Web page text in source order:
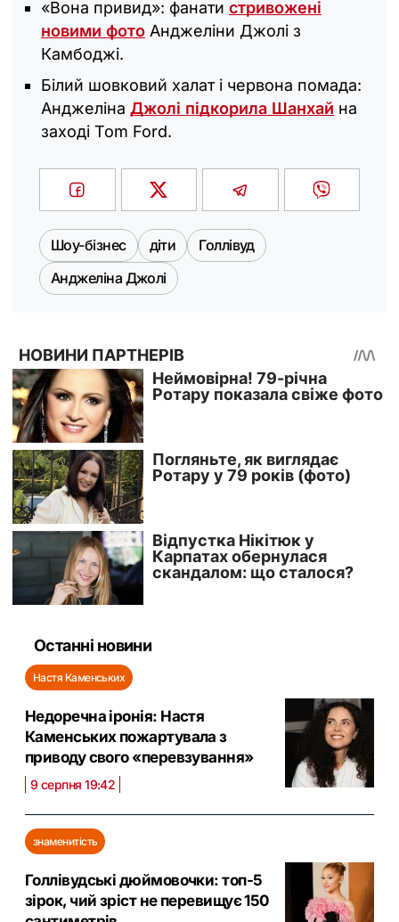
«Вона привид»: фанати стривожені
новими фото Анджеліни Джолі з
Камбоджі.
Білий шовковий халат і червона помада:
Анджеліна Джолі підкорила Шанхай на
заході Tom Ford.
Шоу-бізнес діти
Голлівуд
Анджеліна Джолі
Останні новини
Настя Каменських
Недоречна іронія: Настя
Каменських пожартувала з
приводу свого «перевзування»
9 серпня 19:42
знаменитість
Голлівудські дюймовочки: топ-5
зірок, чий зріст не перевищує 150